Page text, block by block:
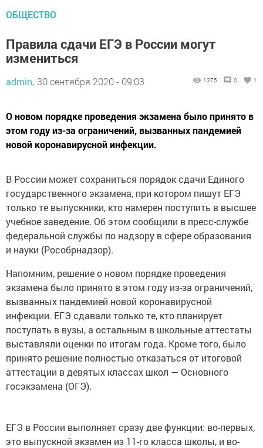
ОБЩЕСТВО
Правила сдачи ЕГЭ в России могут
измениться
admin, 30 сентября 2020 - 09:03 1375 0 1
О новом порядке проведения экзамена было принято в
этом году из-за ограничений, вызванных пандемией
новой коронавирусной инфекции.
В России может сохраниться порядок сдачи Единого
государственного экзамена, при котором пишут ЕГЭ
только те выпускники, кто намерен поступить в высшее
учебное заведение. Об этом сообщили в пресс-службе
федеральной службы по надзору в сфере образования
и науки (Рособрнадзор).
Напомним, решение о новом порядке проведения
экзамена было принято в этом году из-за ограничений,
вызванных пандемией новой коронавирусной
инфекции. ЕГЭ сдавали только те, кто планирует
поступать в вузы, а остальным в школьные аттестаты
выставляли оценки по итогам года. Кроме того, было
принято решение полностью отказаться от итоговой
аттестации в девятых классах школ — Основного
госэкзамена (ОГЭ).
ЕГЭ в России выполняет сразу две функции: во-первых,
это выпускной экзамен из 11-го класса школы, и во-